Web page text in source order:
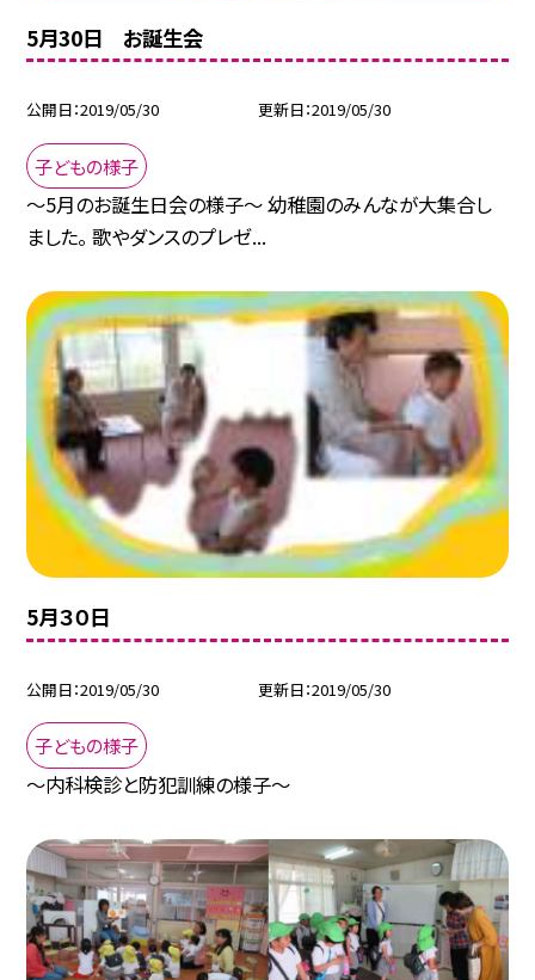
5月30日 お誕生会
公開日 2019/05/30 更新日 2019/05/30
子どもの様子
〜5月のお誕生日会の様子〜 幼稚園のみんなが大集合し
ました。 歌やダンスのプレゼ...
5月３０日
公開日 2019/05/30 更新日 2019/05/30
子どもの様子
〜内科検診と防犯訓練の様子〜